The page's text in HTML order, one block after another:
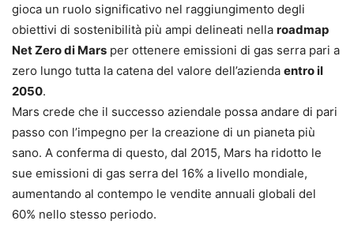
gioca un ruolo significativo nel raggiungimento degli
obiettivi di sostenibilità più ampi delineati nella roadmap
Net Zero di Mars per ottenere emissioni di gas serra pari a
zero lungo tutta la catena del valore dell’azienda entro il
2050.
Mars crede che il successo aziendale possa andare di pari
passo con l’impegno per la creazione di un pianeta più
sano. A conferma di questo, dal 2015, Mars ha ridotto le
sue emissioni di gas serra del 16% a livello mondiale,
aumentando al contempo le vendite annuali globali del
60% nello stesso periodo.